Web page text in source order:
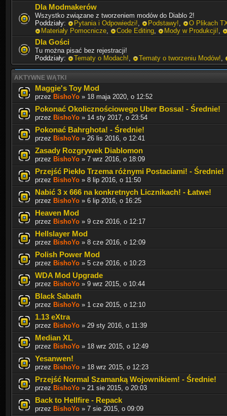
Dla Modmakerów
Wszystko związane z tworzeniem modów do Diablo 2!
Poddziały:
Pytania i Odpowiedzi!, Podstawy!,
O Plikach
Materiały Pomocnicze, Code Editing, Mody w Produkcji!,
Dla Gości
Tu można pisać bez rejestracji!
Poddziały:
Tematy o Modach!, Tematy o tworzeniu Modów!,
AKTYWNE WĄTKI
Maggie's Toy Mod
przez BishoYo » 18 maja 2020, o 12:52
Pokonać Okolicznościowego Uber Bossa! - Średnie!
przez BishoYo » 14 sty 2017, o 23:54
Pokonać Bahrghota! - Średnie!
przez BishoYo » 26 lis 2016, o 12:41
Zasady Rozgrywek Diablomon
przez BishoYo » 7 wrz 2016, o 18:09
Przejść Piekło Trzema różnymi Postaciami! - Średnie!
przez BishoYo » 8 lip 2016, o 11:50
Nabić 3 x 666 na konkretnych Licznikach! - Łatwe!
przez BishoYo » 6 lip 2016, o 16:25
Heaven Mod
przez BishoYo » 9 cze 2016, o 12:17
Hellslayer Mod
przez BishoYo » 8 cze 2016, o 12:09
Polish Power Mod
przez BishoYo » 5 cze 2016, o 10:23
WDA Mod Upgrade
przez BishoYo » 9 wrz 2015, o 10:44
Black Sabath
przez BishoYo » 1 cze 2015, o 12:10
1.13 eXtra
przez BishoYo » 29 sty 2016, o 11:39
Median XL
przez BishoYo » 18 wrz 2015, o 12:49
Yesanwen!
przez BishoYo » 18 wrz 2015, o 12:23
Przejść Normal Szamanką Wojownikiem! - Średnie!
przez BishoYo » 21 sie 2015, o 20:03
Back to Hellfire - Repack
przez BishoYo » 7 sie 2015, o 09:09